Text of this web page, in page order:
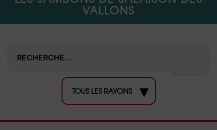
VALLONS
TOUS LES RAYONS ▾